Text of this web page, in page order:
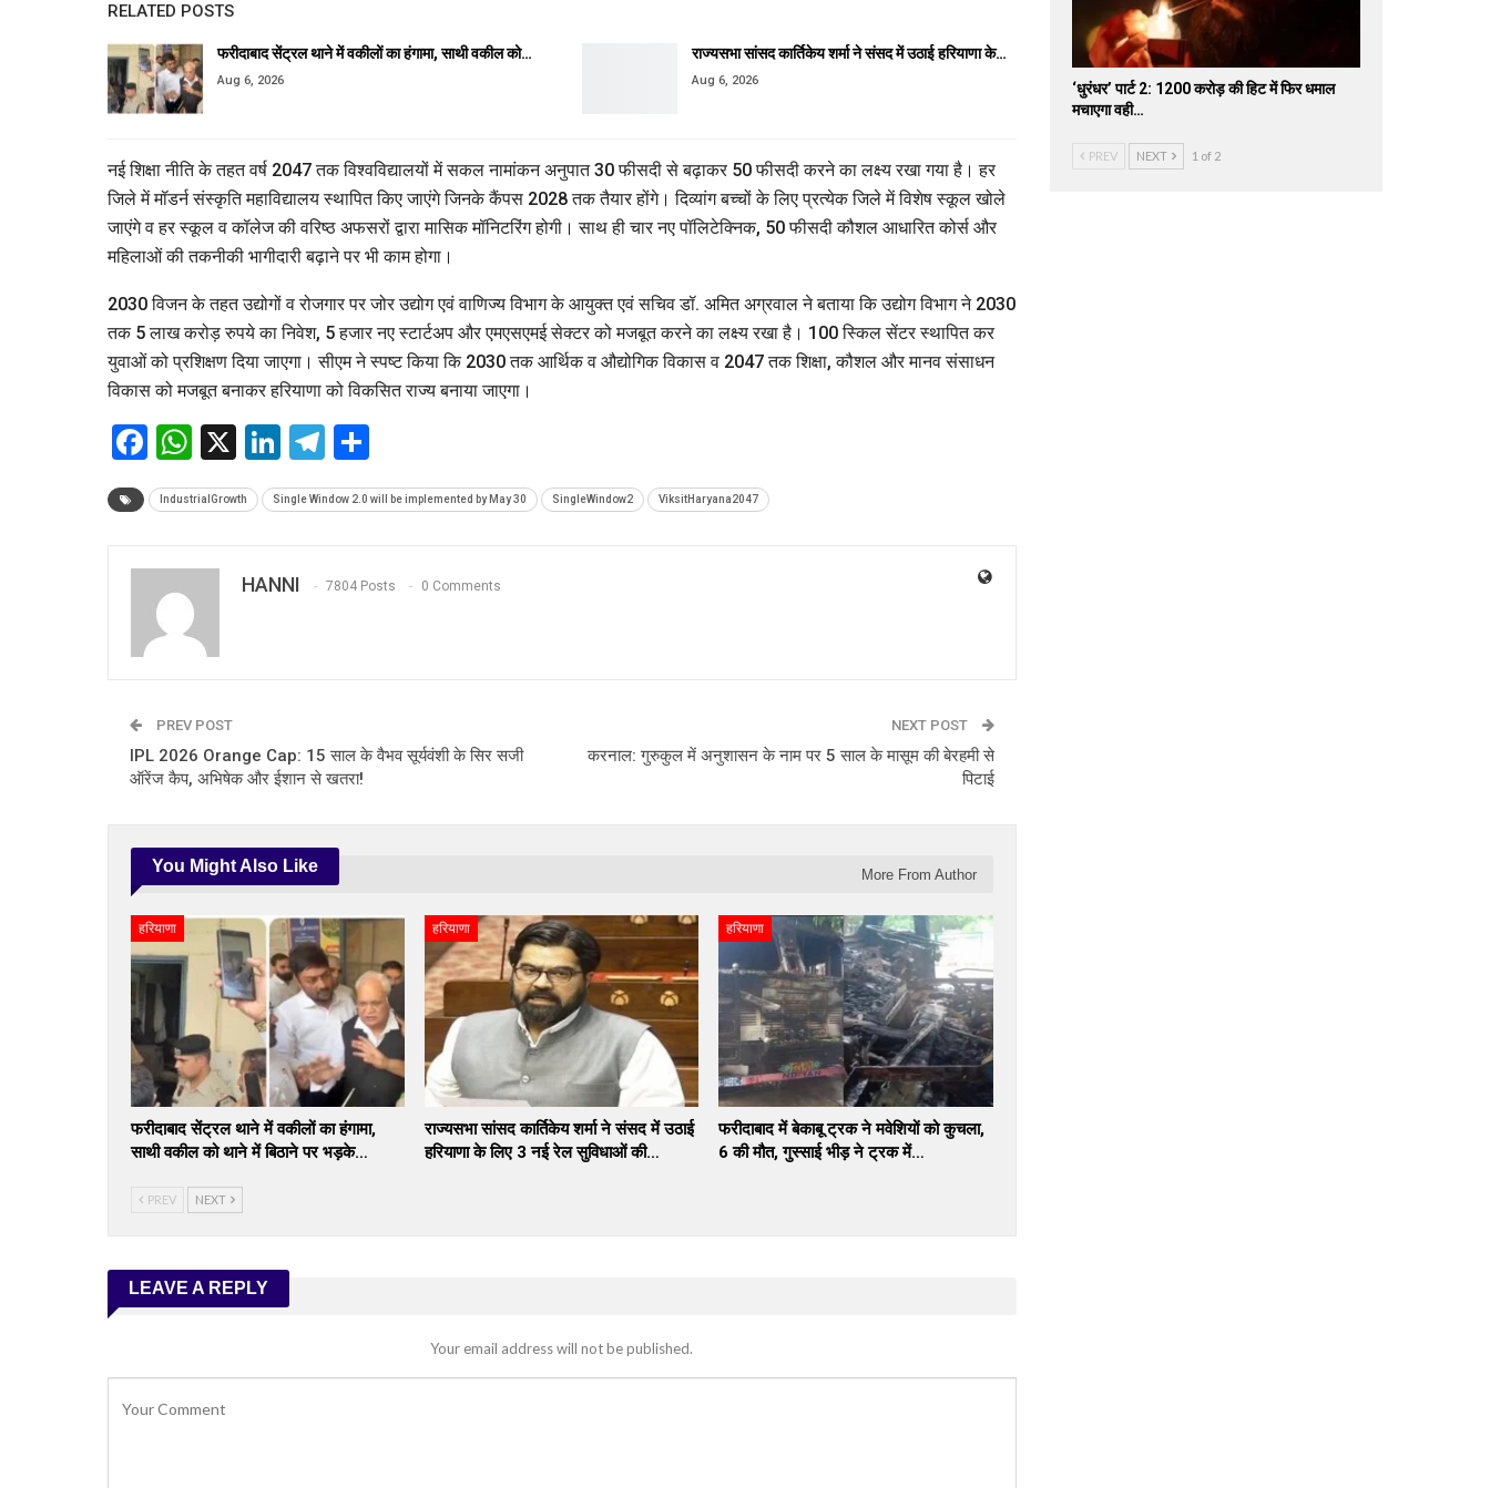
RELATED POSTS
फरीदाबाद सेंट्रल थाने में वकीलों का हंगामा, साथी वकील को…
Aug 6, 2026
राज्यसभा सांसद कार्तिकेय शर्मा ने संसद में उठाई हरियाणा के…
Aug 6, 2026
नई शिक्षा नीति के तहत वर्ष 2047 तक विश्वविद्यालयों में सकल नामांकन अनुपात 30 फीसदी से बढ़ाकर 50 फीसदी करने का लक्ष्य रखा गया है। हर
जिले में मॉडर्न संस्कृति महाविद्यालय स्थापित किए जाएंगे जिनके कैंपस 2028 तक तैयार होंगे। दिव्यांग बच्चों के लिए प्रत्येक जिले में विशेष स्कूल खोले
जाएंगे व हर स्कूल व कॉलेज की वरिष्ठ अफसरों द्वारा मासिक मॉनिटरिंग होगी। साथ ही चार नए पॉलिटेक्निक, 50 फीसदी कौशल आधारित कोर्स और
महिलाओं की तकनीकी भागीदारी बढ़ाने पर भी काम होगा।
2030 विजन के तहत उद्योगों व रोजगार पर जोर उद्योग एवं वाणिज्य विभाग के आयुक्त एवं सचिव डॉ. अमित अग्रवाल ने बताया कि उद्योग विभाग ने 2030
तक 5 लाख करोड़ रुपये का निवेश, 5 हजार नए स्टार्टअप और एमएसएमई सेक्टर को मजबूत करने का लक्ष्य रखा है। 100 स्किल सेंटर स्थापित कर
युवाओं को प्रशिक्षण दिया जाएगा। सीएम ने स्पष्ट किया कि 2030 तक आर्थिक व औद्योगिक विकास व 2047 तक शिक्षा, कौशल और मानव संसाधन
विकास को मजबूत बनाकर हरियाणा को विकसित राज्य बनाया जाएगा।
Facebook
WhatsApp
X LinkedIn
Telegram
IndustrialGrowth Single Window 2.0 will be implemented by May 30 SingleWindow2 ViksitHaryana2047
HANNI 7804 Posts 0 Comments
PREV POST
IPL 2026 Orange Cap: 15 साल के वैभव सूर्यवंशी के सिर सजी
ऑरेंज कैप, अभिषेक और ईशान से खतरा!
NEXT POST
करनाल: गुरुकुल में अनुशासन के नाम पर 5 साल के मासूम की बेरहमी से
पिटाई
You Might Also Like More From Author
हरियाणा
फरीदाबाद सेंट्रल थाने में वकीलों का हंगामा,
साथी वकील को थाने में बिठाने पर भड़के…
हरियाणा
राज्यसभा सांसद कार्तिकेय शर्मा ने संसद में उठाई
हरियाणा के लिए 3 नई रेल सुविधाओं की…
हरियाणा
फरीदाबाद में बेकाबू ट्रक ने मवेशियों को कुचला,
6 की मौत, गुस्साई भीड़ ने ट्रक में…
PREV NEXT
LEAVE A REPLY
Your email address will not be published.
‘धुरंधर’ पार्ट 2: 1200 करोड़ की हिट में फिर धमाल
मचाएगा वही…
PREV NEXT 1 of 2